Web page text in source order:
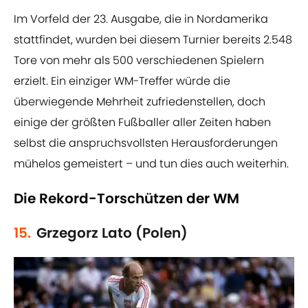
Im Vorfeld der 23. Ausgabe, die in Nordamerika
stattfindet, wurden bei diesem Turnier bereits 2.548
Tore von mehr als 500 verschiedenen Spielern
erzielt. Ein einziger WM-Treffer würde die
überwiegende Mehrheit zufriedenstellen, doch
einige der größten Fußballer aller Zeiten haben
selbst die anspruchsvollsten Herausforderungen
mühelos gemeistert – und tun dies auch weiterhin.
Die Rekord-Torschützen der WM
15. Grzegorz Lato (Polen)